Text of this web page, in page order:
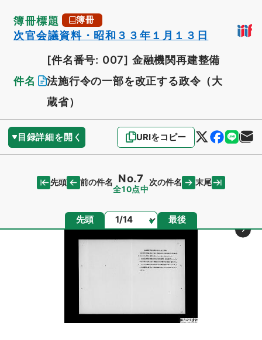
簿冊標題 簿冊
次官会議資料・昭和３３年１月１３日
件名
[件名番号: 007] 金融機関再建整備
法施行令の一部を改正する政令（大
蔵省）
目録詳細を開く URIをコピー
先頭 前の件名 No.7
全10点中
次の件名 末尾
先頭 ページ 最後